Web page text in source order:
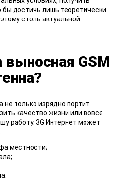
достичь лишь теоретически
столь актуальной
GSM
не только изрядно портит
качество жизни или вовсе
работу. 3G Интернет может
местности;